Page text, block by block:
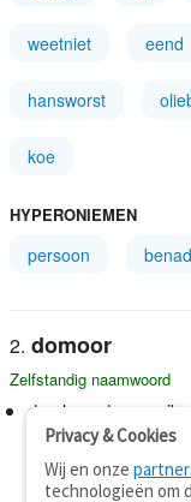
weetniet eend
hansworst
koe
HYPERONIEMEN
persoon
domoor
Zelfstandig naamwoord
domkop, dommerik,
Privacy & Cookies
Wij en onze
technologieën om